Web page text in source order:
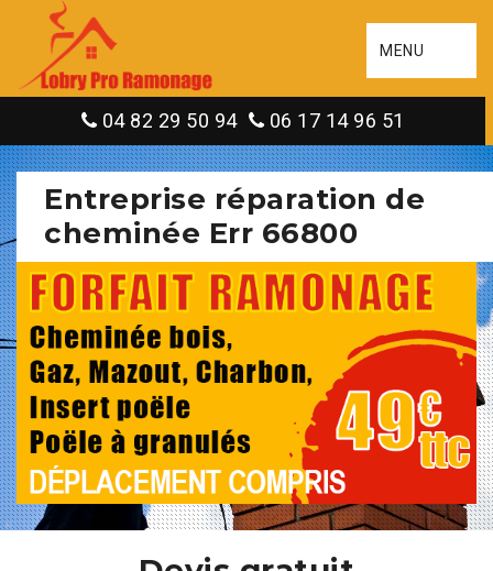
MENU
04 82 29 50 94 06 17 14 96 51
Entreprise réparation de
cheminée Err 66800